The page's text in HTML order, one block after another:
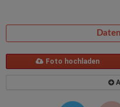
Foto hochladen
o
n